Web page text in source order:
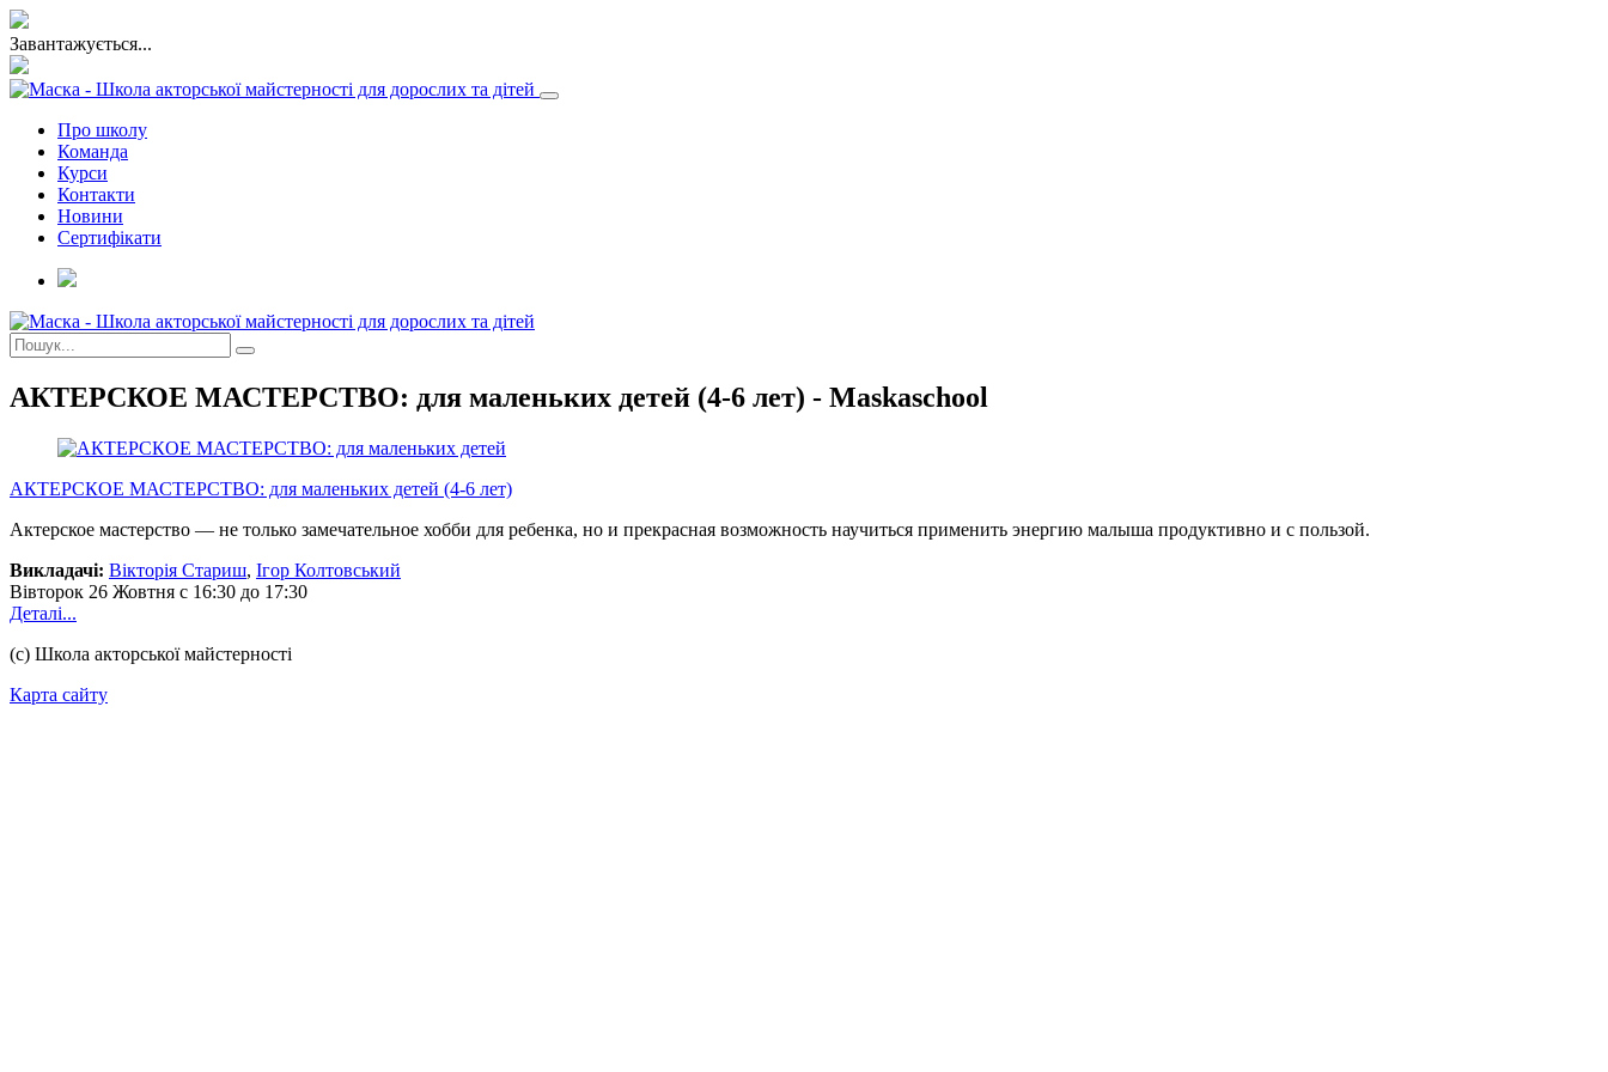
Завантажується...
Про школу
Команда
Курси
Контакти
Новини
Сертифікати
АКТЕРСКОЕ МАСТЕРСТВО: для маленьких детей (4-6 лет) - Maskaschool
АКТЕРСКОЕ МАСТЕРСТВО: для маленьких детей (4-6 лет)
Актерское мастерство — не только замечательное хобби для ребенка, но и прекрасная возможность научиться применить энергию малыша продуктивно и с пользой.
Викладачі: Вікторія Стариш, Ігор Колтовський
Вівторок 26 Жовтня с 16:30 до 17:30
Деталі...
(с) Школа акторської майстерності
Карта сайту